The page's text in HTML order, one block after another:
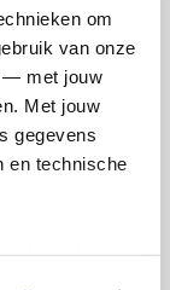
om
van onze
— met jouw
Met jouw
gegevens
en technische